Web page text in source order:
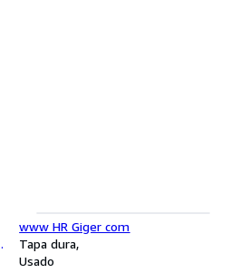
www HR Giger com
Tapa dura
Usado